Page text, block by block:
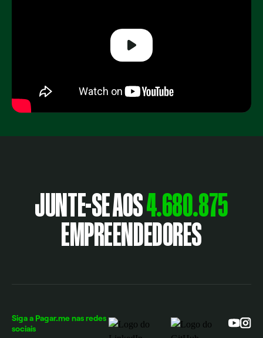
JUNTE-SE AOS4.680.875
EMPREENDEDORES
Siga a Pagar.me nas redes
sociais